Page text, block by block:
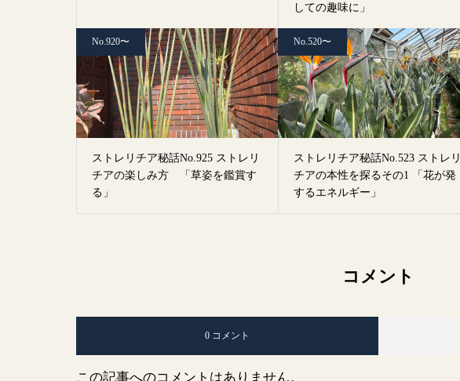
しての趣味に」
No.920〜
ストレリチア秘話No.925 ストレリ
チアの楽しみ方 「草姿を鑑賞す
る」
No.520〜
ストレリチア秘話No.523 ストレリ
チアの本性を探るその1 「花が発
するエネルギー」
コメント
0 コメント
この記事へのコメントはありません。